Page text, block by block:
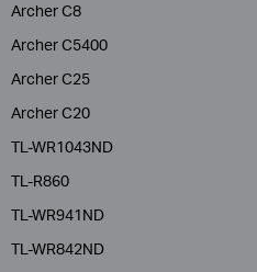
Archer C8
Archer C5400
Archer C25
Archer C20
TL-WR1043ND
TL-R860
TL-WR941ND
TL-WR842ND